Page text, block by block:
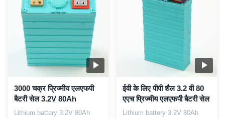
3000 चक्र प्रिज्मीय एलएफपी
बैटरी सेल 3.2V 80Ah
Lithium battery 3.2V 80Ah
ईवी के लिए पीपी शैल 3.2 वी 80
एएच प्रिज्मीय एलएफपी बैटरी सेल
Lithium battery 3.2V 80Ah